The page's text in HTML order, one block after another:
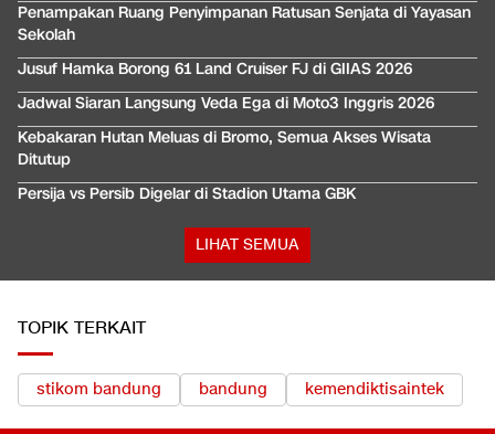
Penampakan Ruang Penyimpanan Ratusan Senjata di Yayasan
Sekolah
Jusuf Hamka Borong 61 Land Cruiser FJ di GIIAS 2026
Jadwal Siaran Langsung Veda Ega di Moto3 Inggris 2026
Kebakaran Hutan Meluas di Bromo, Semua Akses Wisata
Ditutup
Persija vs Persib Digelar di Stadion Utama GBK
LIHAT SEMUA
TOPIK TERKAIT
stikom bandung bandung kemendiktisaintek